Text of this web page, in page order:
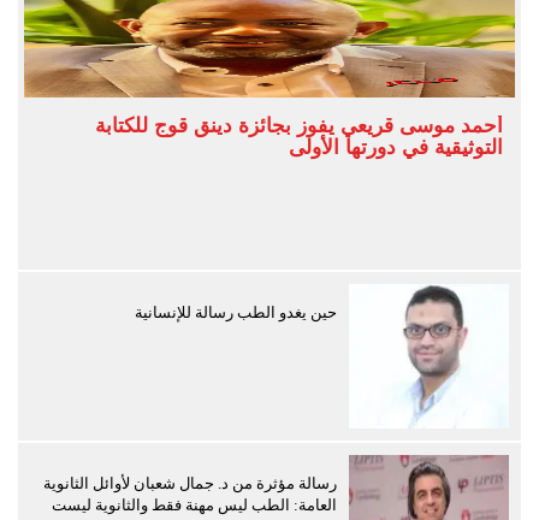
أحمد موسى قريعي يفوز بجائزة دينق قوج للكتابة
التوثيقية في دورتها الأولى
حين يغدو الطب رسالة للإنسانية
رسالة مؤثرة من د. جمال شعبان لأوائل الثانوية
العامة: الطب ليس مهنة فقط والثانوية ليست